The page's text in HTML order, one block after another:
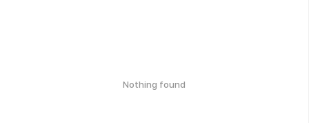
Nothing found